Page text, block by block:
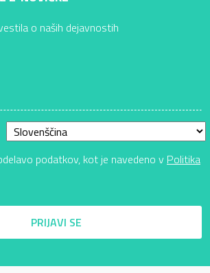
o naših dejavnostih
podatkov, kot je navedeno v Politika
PRIJAVI SE